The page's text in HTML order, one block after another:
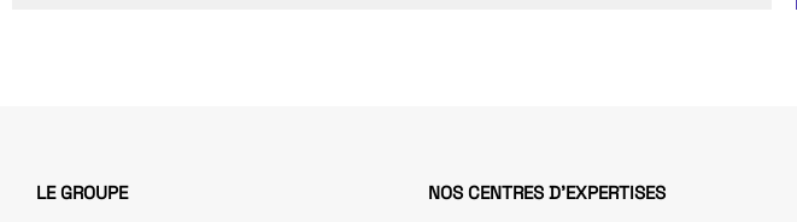
LE GROUPE NOS CENTRES D'EXPERTISES